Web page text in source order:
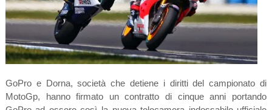
GoPro e Dorna, società che detiene i diritti del campionato di
MotoGp, hanno firmato un contratto di cinque anni portando